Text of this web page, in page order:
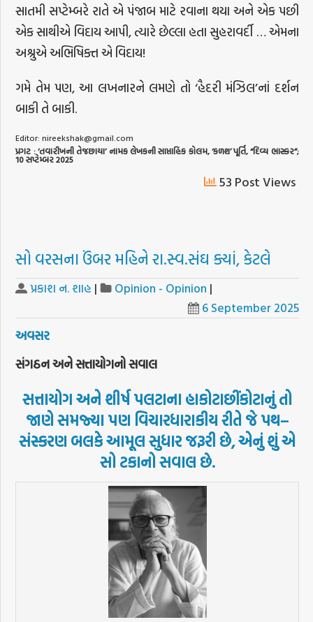
સાતમી સપ્ટેમ્બરે રાતે એ પંજાબ માટે રવાના થયા અને એક પછી
એક સાથીએ વિદાય આપી, ત્યારે છેલ્લા હતા સુહરાવર્દી … એમના
અશ્રુએ અભિષિક્ત એ વિદાય!
ગમે તેમ પણ, આ લખનારને લમણે તો ‘હૈદરી મંઝિલ’નાં દર્શન
બાકી તે બાકી.
Editor:nireekshak@gmail.com
પ્રગટ : ‘તવારીખનીતેજછાયા’નામકલેખકનીસાપ્તાહિક કોલમ, ‘કળશ’પૂર્તિ, “દિવ્ય ભાસ્કર”;
10સપ્ટેમ્બર2025
53 Post Views
સો વરસના ઉંબર મહિને રા.સ્વ.સંઘ ક્યાં, કેટલે
પ્રકાશ ન. શાહ | Opinion - Opinion |
6 September 2025
અવસર
સંગઠન અને સત્તાયોગનો સવાલ
સત્તાયોગઅને શીર્ષપલટાના હાકોટાછીંકોટાનુંતો
જાણેસમજ્યા પણ વિચારધારાકીયરીતે જેપથ–
સંસ્કરણ બલકેઆમૂલસુધારજરૂરી છે,એનુંશુંએ
સો ટકાનોસવાલ છે.